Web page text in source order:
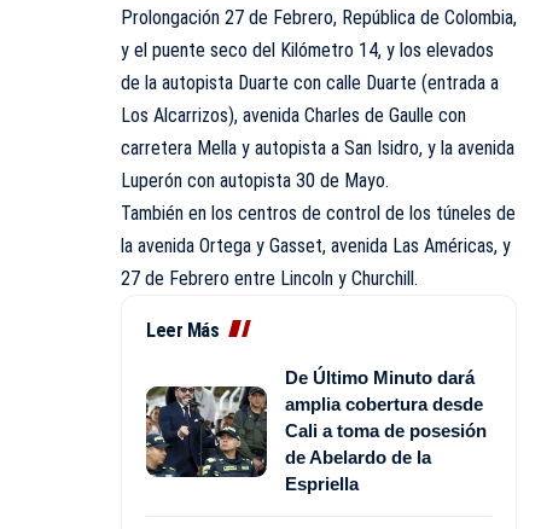
Prolongación 27 de Febrero, República de Colombia,
y el puente seco del Kilómetro 14, y los elevados
de la autopista Duarte con calle Duarte (entrada a
Los Alcarrizos), avenida Charles de Gaulle con
carretera Mella y autopista a San Isidro, y la avenida
Luperón con autopista 30 de Mayo.
También en los centros de control de los túneles de
la avenida Ortega y Gasset, avenida Las Américas, y
27 de Febrero entre Lincoln y Churchill.
Leer Más
De Último Minuto dará
amplia cobertura desde
Cali a toma de posesión
de Abelardo de la
Espriella